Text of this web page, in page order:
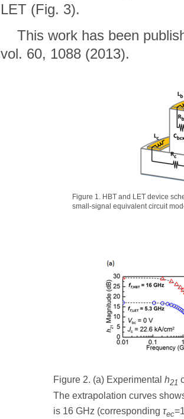
LET (Fig. 3).
This work has been
vol. 60, 1088 (2013).
Figure 1. HBT and LET device
small-signal equivalent circuit
Figure 2. (a) Experimental h21
The extrapolation curves
is 16 GHz (corresponding τec